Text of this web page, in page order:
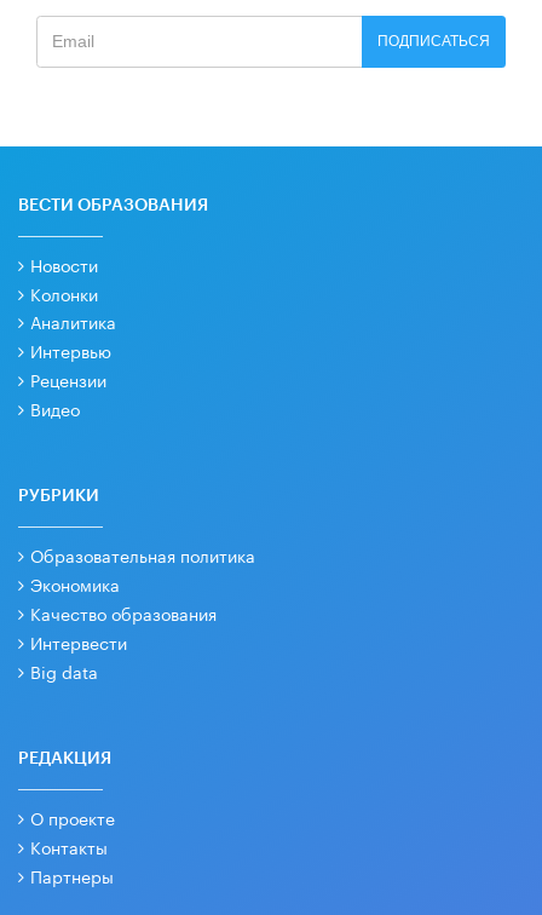
ПОДПИСАТЬСЯ
ВЕСТИ ОБРАЗОВАНИЯ
Новости
Колонки
Аналитика
Интервью
Рецензии
Видео
РУБРИКИ
Образовательная политика
Экономика
Качество образования
Интервести
Big data
РЕДАКЦИЯ
О проекте
Контакты
Партнеры